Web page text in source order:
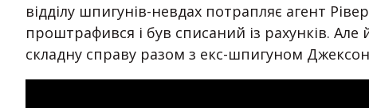
відділу шпигунів-невдах потрапляє агент
проштрафився і був списаний із рахунків.
складну справу разом з екс-шпигуном